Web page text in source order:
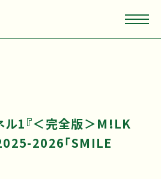
ル1『＜完全版＞M!LK
2026「SMILE